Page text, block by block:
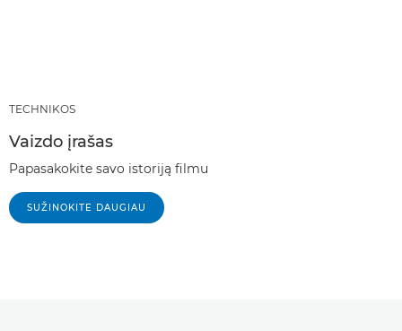
TECHNIKOS
Vaizdo įrašas
Papasakokite savo istoriją filmu
SUŽINOKITE DAUGIAU